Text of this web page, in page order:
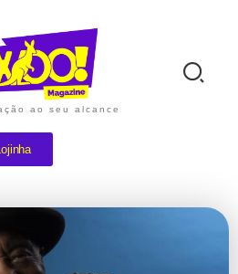
ao seu alcance